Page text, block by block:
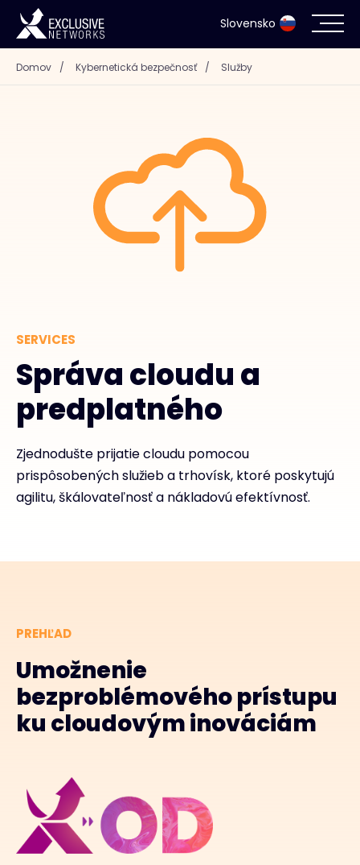
Slovensko
Kybernetická bezpečnosť
Spoločnosť
Domov / Kybernetická bezpečnosť / Služby
SERVICES
Správa cloudu a
predplatného
Zjednodušte prijatie cloudu pomocou
prispôsobených služieb a trhovísk, ktoré poskytujú
agilitu, škálovateľnosť a nákladovú efektívnosť.
PREHĽAD
Umožnenie
bezproblémového prístupu
ku cloudovým inováciám